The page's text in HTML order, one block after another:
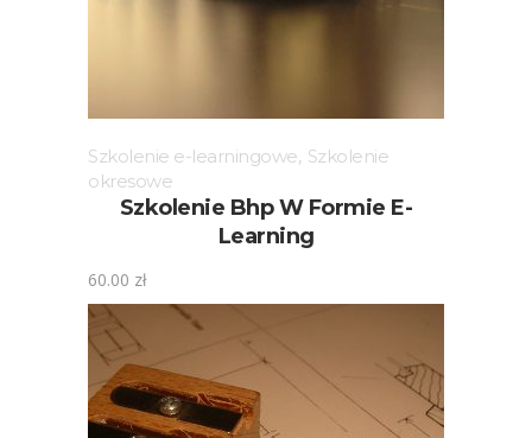
Szkolenie e-learningowe, Szkolenie
okresowe
Szkolenie Bhp W Formie E-
Learning
60.00 zł